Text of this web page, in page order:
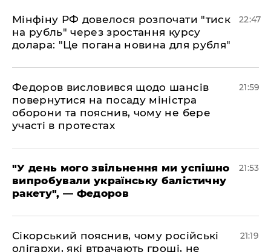
​Мінфіну РФ довелося розпочати "тиск
на рубль" через зростання курсу
долара: "Це погана новина для рубля"
22:47
​Федоров висловився щодо шансів
повернутися на посаду міністра
оборони та пояснив, чому не бере
участі в протестах
21:59
​"У день мого звільнення ми успішно
випробували українську балістичну
ракету", — Федоров
21:53
​Сікорський пояснив, чому російські
олігархи, які втрачають гроші, не
21:19